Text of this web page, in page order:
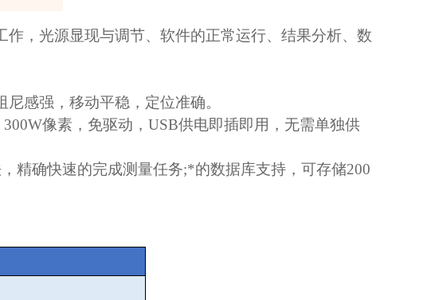
，光源显现与调节、软件的正常运行、结果分析、数
感强，移动平稳，定位准确。
300W像素，免驱动， USB供电即插即用，无需单独供
精确快速的完成测量任务;*的数据库支持，可存储200